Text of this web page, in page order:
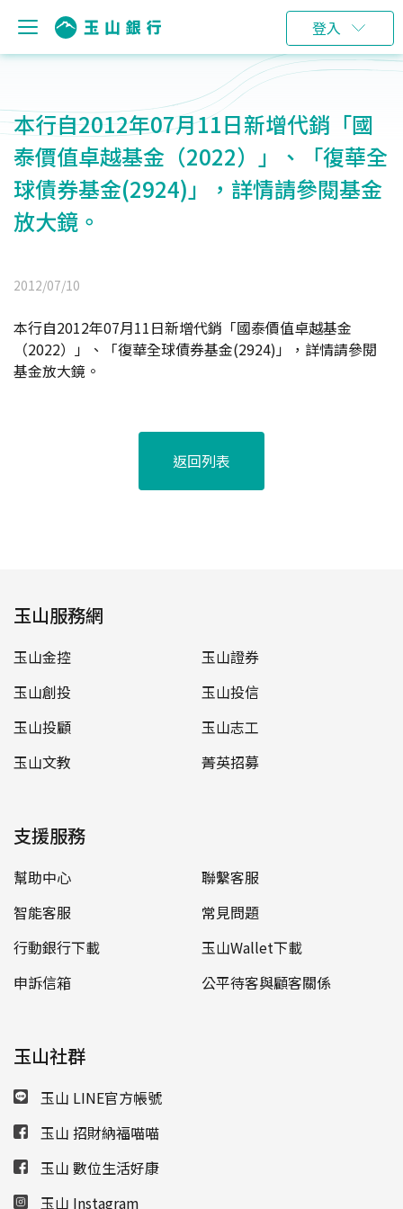
登入
本行自2012年07月11日新增代銷「國
泰價值卓越基金（2022）」、「復華全
球債券基金(2924)」，詳情請參閱基金
放大鏡。
2012/07/10
本行自2012年07月11日新增代銷「國泰價值卓越基金
（2022）」、「復華全球債券基金(2924)」，詳情請參閱
基金放大鏡。
返回列表
玉山服務網
玉山金控
玉山證券
玉山創投
玉山投信
玉山投顧
玉山志工
玉山文教
菁英招募
支援服務
幫助中心
聯繫客服
智能客服
常見問題
行動銀行下載
玉山Wallet下載
申訴信箱
公平待客與顧客關係
玉山社群
玉山 LINE官方帳號
玉山 招財納福喵喵
玉山 數位生活好康
玉山 Instagram